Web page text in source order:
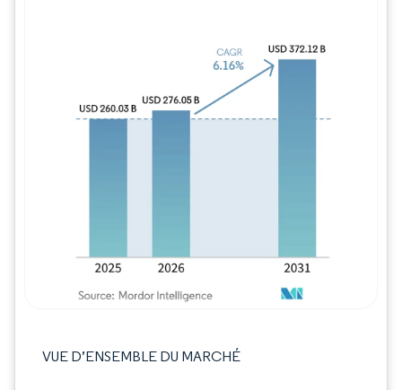
VUE D’ENSEMBLE DU MARCHÉ